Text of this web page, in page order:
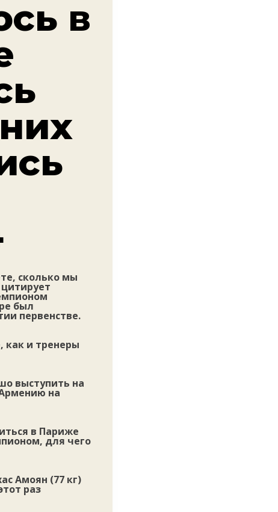
в
сколько мы
был
первенстве.
как и тренеры
выступить на
на
в Париже
для чего
Амоян (77 кг)
раз